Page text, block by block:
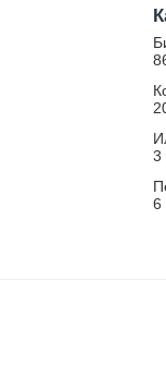
3
6